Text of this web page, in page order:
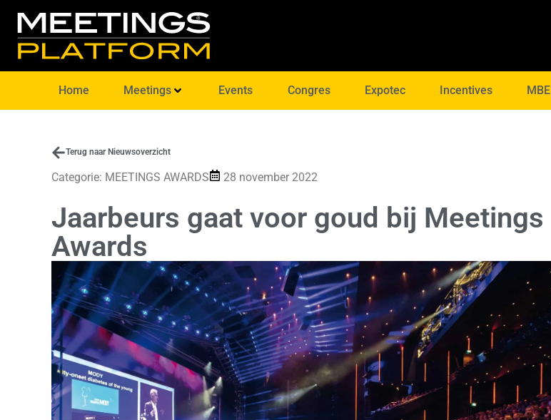
Home Meetings Events Congres Expotec Incentives MBE
Terug naar Nieuwsoverzicht
Categorie: MEETINGS AWARDS 28 november 2022
Jaarbeurs gaat voor goud bij Meetings
Awards